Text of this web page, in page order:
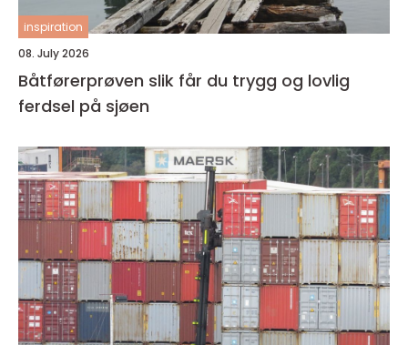
inspiration
08. July 2026
Båtførerprøven slik får du trygg og lovlig
ferdsel på sjøen